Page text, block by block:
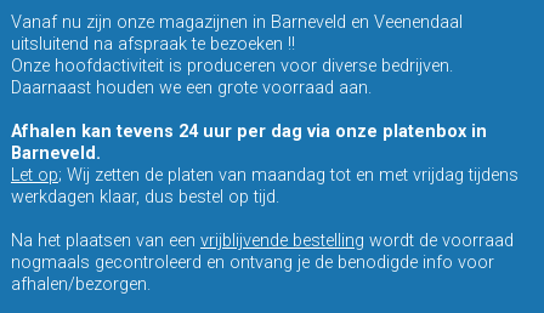
Vanaf nu zijn onze magazijnen in Barneveld en Veenendaal
uitsluitend na afspraak te bezoeken !!
Onze hoofdactiviteit is produceren voor diverse bedrijven.
Daarnaast houden we een grote voorraad aan.
Afhalen kan tevens 24 uur per dag via onze platenbox in
Barneveld.
Let op; Wij zetten de platen van maandag tot en met vrijdag tijdens
werkdagen klaar, dus bestel op tijd.
Na het plaatsen van een vrijblijvende bestelling wordt de voorraad
nogmaals gecontroleerd en ontvang je de benodigde info voor
afhalen/bezorgen.